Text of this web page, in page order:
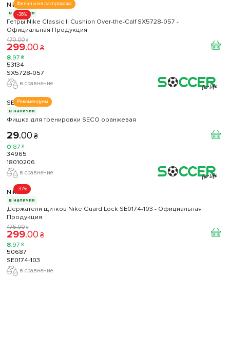
Финальная распродажа
-36%
Nike
в наличии
Гетры Nike Classic II Cushion Over-the-Calf SX5728-057 -
Официальная Продукция
470.00 ₴
299.00 ₴
8.97 ₴
53134
SX5728-057
в сравнение
Рекомендуем
SECO
в наличии
Фишка для тренировки SECO оранжевая
29.00 ₴
0.87 ₴
34965
18010206
в сравнение
-37%
Nike
в наличии
Держатели щитков Nike Guard Lock SE0174-103 - Официальная
Продукция
475.00 ₴
299.00 ₴
8.97 ₴
50687
SE0174-103
в сравнение